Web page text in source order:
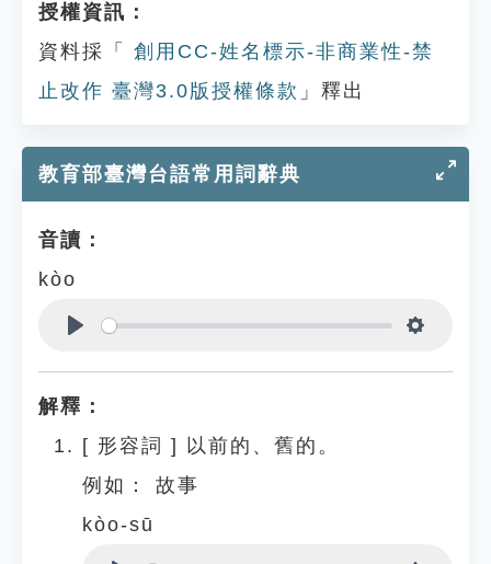
授權資訊：
資料採「
創用CC-姓名標示-非商業性-禁
止改作 臺灣3.0版授權條款 」釋出
教育部臺灣台語常用詞辭典
音讀：
kòo
解釋：
[ 形容詞 ]
以前的、舊的。
例如：
故事
kòo-sū